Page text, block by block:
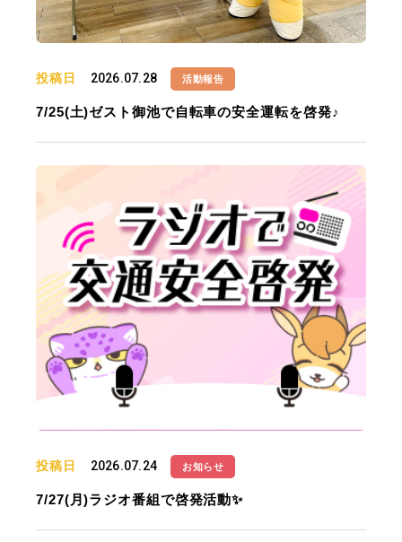
投稿日 2026.07.28 活動報告
7/25(土)ゼスト御池で自転車の安全運転を啓発♪
投稿日 2026.07.24 お知らせ
7/27(月)ラジオ番組で啓発活動✨